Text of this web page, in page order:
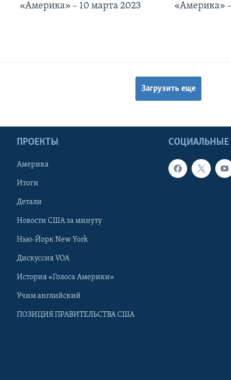
«Америка» – 10 марта 2023 «Америка»
Загрузить еще
СОЦИАЛЬНЫЕ
ПРОЕКТЫ
Америка
Итоги
Детали
Новости США за минуту
Нью-Йорк New York
Дискуссия VOA
История «Голоса Америки»
Учим английский
ПОЗИЦИЯ ПРАВИТЕЛЬСТВА США